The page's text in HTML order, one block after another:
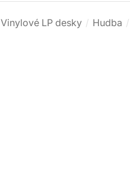
Vinylové LP desky Hudba